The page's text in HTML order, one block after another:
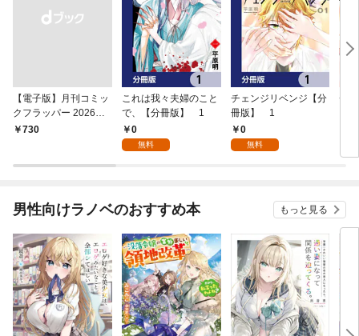
【電子版】月刊コミッ
クフラッパー 2026年9
月号
￥730
これは我々夫婦のこと
で、【分冊版】 1
0
無料
チェンジリベンジ【分
冊版】 1
0
無料
チ
男性向けラノベのおすすめ本 もっと見る